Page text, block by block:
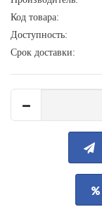
Код товара:
Доступность:
Срок доставки: